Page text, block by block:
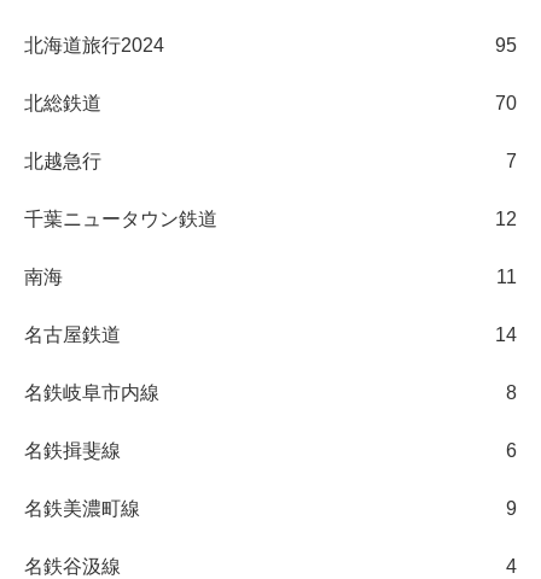
北海道旅行2024 95
北総鉄道 70
北越急行 7
千葉ニュータウン鉄道 12
南海 11
名古屋鉄道 14
名鉄岐阜市内線 8
名鉄揖斐線 6
名鉄美濃町線 9
名鉄谷汲線 4